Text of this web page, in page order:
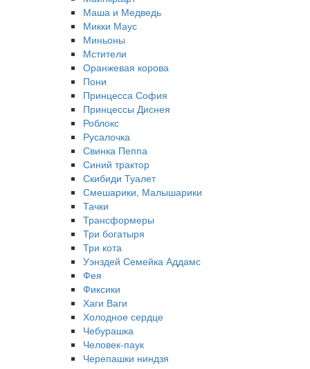
Маша и Медведь
Микки Маус
Миньоны
Мстители
Оранжевая корова
Пони
Принцесса София
Принцессы Диснея
Роблокс
Русалочка
Свинка Пеппа
Синий трактор
Скибиди Туалет
Смешарики, Малышарики
Тачки
Трансформеры
Три богатыря
Три кота
Уэнздей Семейка Аддамс
Фея
Фиксики
Хаги Ваги
Холодное сердце
Чебурашка
Человек-паук
Черепашки ниндзя